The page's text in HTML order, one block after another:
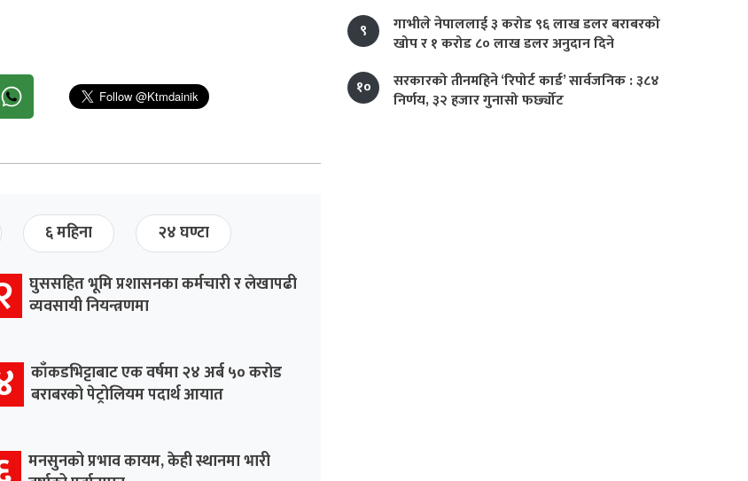
६ महिना २४ घण्टा
घुससहित भूमि प्रशासनका कर्मचारी र लेखापढी
व्यवसायी नियन्त्रणमा
काँकडभिट्टाबाट एक वर्षमा २४ अर्ब ५० करोड
बराबरको पेट्रोलियम पदार्थ आयात
मनसुनको प्रभाव कायम, केही स्थानमा भारी
९
गाभीले नेपाललाई ३ करोड ९६ लाख डलर बराबरको
खोप र १ करोड ८० लाख डलर अनुदान दिने
१०
सरकारको तीनमहिने ‘रिपोर्ट कार्ड’ सार्वजनिक : ३८४
निर्णय, ३२ हजार गुनासो फर्छ्योट